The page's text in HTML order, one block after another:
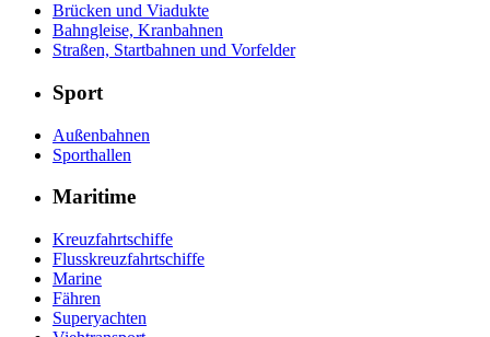
Brücken und Viadukte
Bahngleise, Kranbahnen
Straßen, Startbahnen und Vorfelder
Sport
Außenbahnen
Sporthallen
Maritime
Kreuzfahrtschiffe
Flusskreuzfahrtschiffe
Marine
Fähren
Superyachten